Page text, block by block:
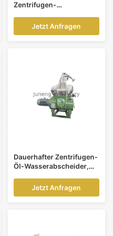
Zentrifugen-
ReinigungJetzt Anfragen
Dauerhafter Zentrifugen-
Öl-Wasserabscheider,
Wasserabscheider-
Maschine
Jetzt Anfragen